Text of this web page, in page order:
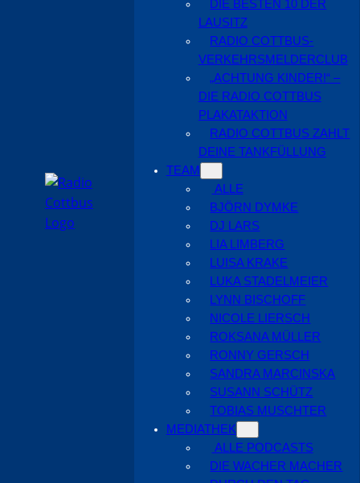
DIE BESTEN 10 DER
LAUSITZ
RADIO COTTBUS-
VERKEHRSMELDERCLUB
„ACHTUNG KINDER!“ –
DIE RADIO COTTBUS
PLAKATAKTION
RADIO COTTBUS ZAHLT
DEINE TANKFÜLLUNG
TEAM
ALLE
BJÖRN DYMKE
DJ LARS
LIA LIMBERG
LUISA KRAKE
LUKA STADELMEIER
LYNN BISCHOFF
NICOLE LIERSCH
ROKSANA MÜLLER
RONNY GERSCH
SANDRA MARCINSKA
SUSANN SCHÜTZ
TOBIAS MUSCHTER
MEDIATHEK
ALLE PODCASTS
DIE WACHER MACHER